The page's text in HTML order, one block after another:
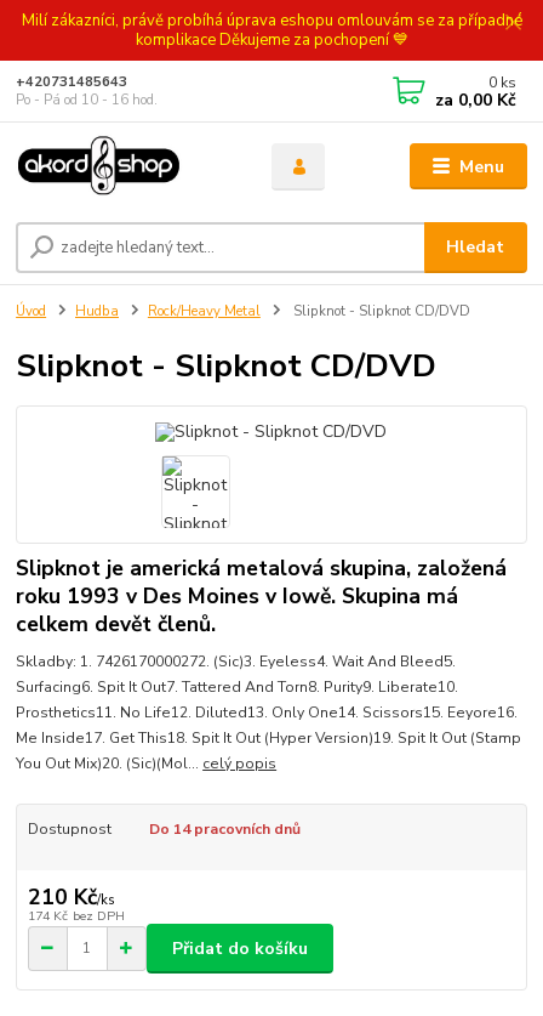
Milí zákazníci, právě probíhá úprava eshopu omlouvám se za případné
komplikace Děkujeme za pochopení 💙
Menu
Hledat
+420731485643
Po - Pá od 10 - 16 hod.
0 ks
za 0,00 Kč
Úvod Hudba Rock/Heavy Metal Slipknot - Slipknot CD/DVD
Slipknot - Slipknot CD/DVD
Slipknot je americká metalová skupina, založená
roku 1993 v Des Moines v Iowě. Skupina má
celkem devět členů.
Skladby: 1. 7426170000272. (Sic)3. Eyeless4. Wait And Bleed5.
Surfacing6. Spit It Out7. Tattered And Torn8. Purity9. Liberate10.
Prosthetics11. No Life12. Diluted13. Only One14. Scissors15. Eeyore16.
Me Inside17. Get This18. Spit It Out (Hyper Version)19. Spit It Out (Stamp
You Out Mix)20. (Sic)(Mol... celý popis
Dostupnost Do 14 pracovních dnů
210 Kč/ks
174 Kč bez DPH
Přidat do košíku